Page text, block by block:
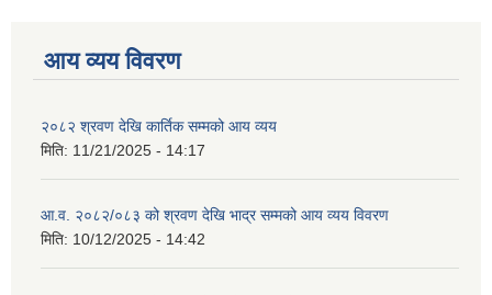
आय व्यय विवरण
२०८२ श्रवण देखि कार्तिक सम्मको आय व्यय
मिति: 11/21/2025 - 14:17
आ.व. २०८२/०८३ को श्रवण देखि भाद्र सम्मको आय व्यय विवरण
मिति: 10/12/2025 - 14:42